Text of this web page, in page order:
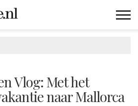
Vlog: Met het
naar Mallorca